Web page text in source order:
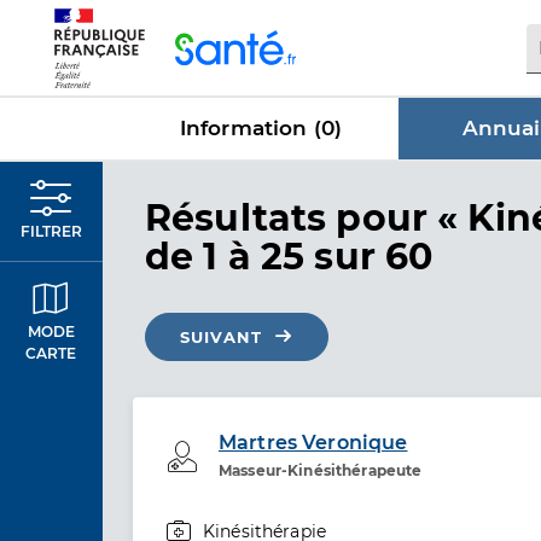
Information (0)
FILTRER
MODE
CARTE
Résultats dans
pour «
de 1 à 25 sur 60
SUIVANT
Martres Veronique
Masseur-Kinésithérapeute
Professionel de santé
Kinésithérapie
Panneau de gestion des cookies